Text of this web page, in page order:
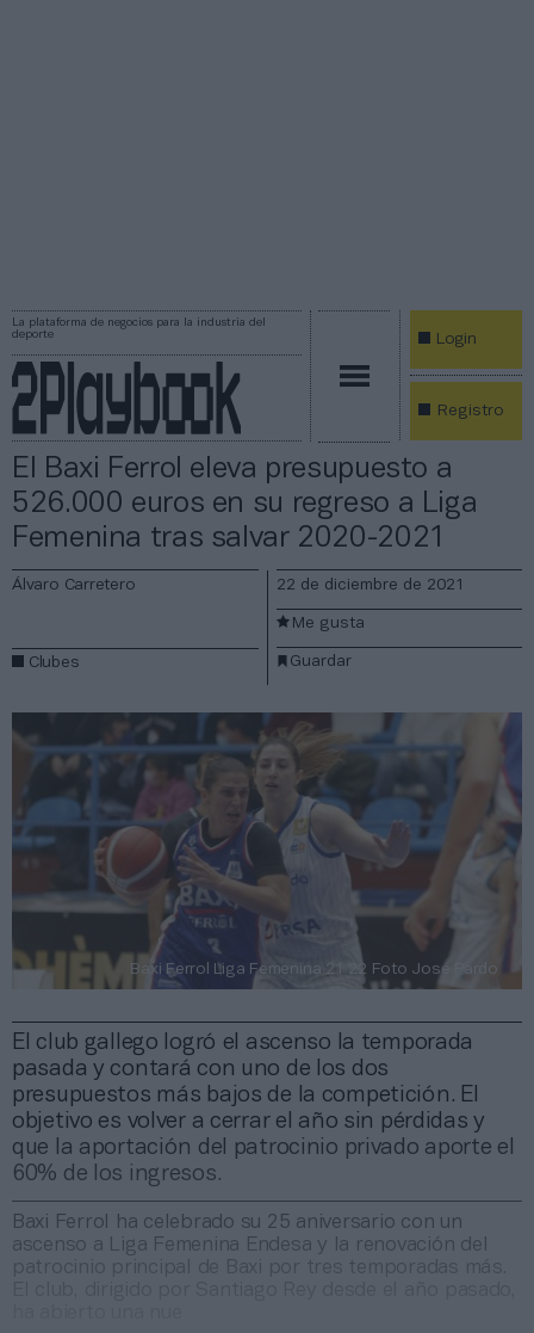
La plataforma de negocios para la industria del
deporte
Login
Registro
El Baxi Ferrol eleva presupuesto a
526.000 euros en su regreso a Liga
Femenina tras salvar 2020-2021
El club gallego logró el ascenso la temporada
pasada y contará con uno de los dos
presupuestos más bajos de la competición. El
objetivo es volver a cerrar el año sin pérdidas y
que la aportación del patrocinio privado aporte el
60% de los ingresos.
Baxi Ferrol Liga Femenina 21 22 Foto José Pardo
Álvaro Carretero
Clubes
22 de diciembre de 2021
Guardar
Me gusta
Baxi Ferrol ha celebrado su 25 aniversario con un
ascenso a Liga Femenina Endesa y la renovación del
patrocinio principal de Baxi por tres temporadas más.